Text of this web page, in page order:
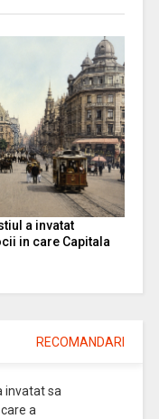
a invatat
in care Capitala
RECOMANDARI
invatat sa
a